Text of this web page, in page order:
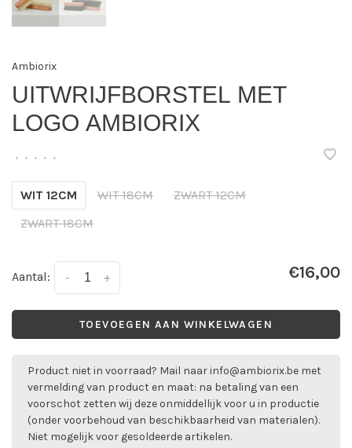
Ambiorix
UITWRIJFBORSTEL MET
LOGO AMBIORIX
• • • • •
WIT 12CM WIT 18CM
ZWART 12CM
ZWART 18CM
Aantal: +
- €16,00
TOEVOEGEN AAN WINKELWAGEN
Product niet in voorraad? Mail naarinfo@ambiorix.be met
vermelding van product en maat: na betaling van een
voorschot zetten wij deze onmiddellijk voor u in productie
(onder voorbehoud van beschikbaarheid van materialen).
Niet mogelijk voor gesoldeerde artikelen.